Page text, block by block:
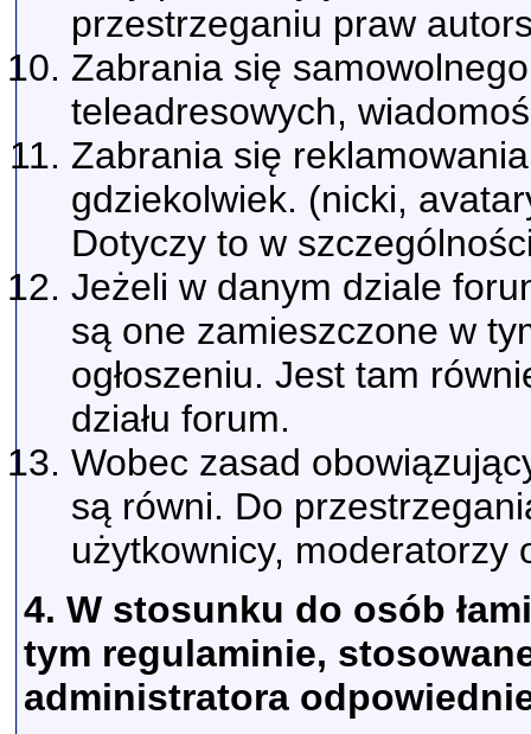
przestrzeganiu praw
Zabrania się
teleadresowych,
Zabrania się
gdziekolwiek. (nicki,
Dotyczy to w
Jeżeli w danym dziale
są one zamieszczone w
ogłoszeniu. Jest tam
działu forum.
Wobec zasad
są równi. Do
użytkownicy, moderatorzy
4. W stosunku do osób
tym regulaminie,
administratora